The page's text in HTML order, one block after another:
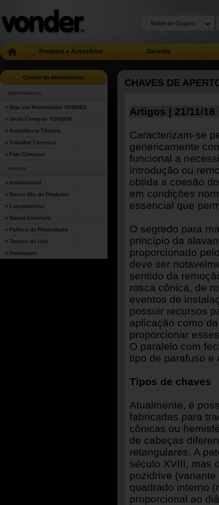
Produtos e Acessórios Garantia
Central de Atendimento
Atendimento
» Seja um Revendedor VONDER
» Onde Comprar VONDER
» Assistência Técnica
» Trabalhe Conosco
» Fale Conosco
Vonder
» Institucional
» Nosso Mix de Produtos
» Lançamentos
» Nossa Estrutura
» Política de Privacidade
» Termos de Uso
» Destaques
CHAVES DE
Artigos | 21/11/16
Caracterizam-se
genericamente
funcional a
introdução ou
obtida a coesão
em condições
essencial que
O segredo para
princípio da
proporcionado
deve ser
sentido da
rosca cônica, de
eventos de
possuir recursos
aplicação como
proporcionar
O paralelo com
tipo de parafuso e
Tipos de chaves
Atualmente, é
fabricadas para
cônicas ou
de cabeças
retangulares. A
século XVIII, mas
pozidrive
quadrado interno
proporcional ao